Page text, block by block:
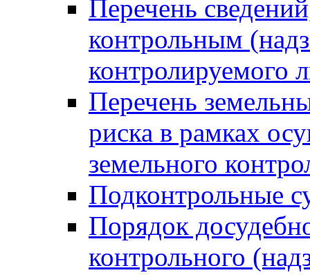
Перечень
контрольным
контролируемого
Перечень
риска в рамках
земельного
Подконтрольные
Порядок
контрольного